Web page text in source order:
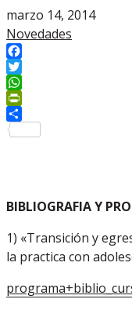
marzo 14, 2014
Novedades
Facebook
Twitter
WhatsApp
PrintFriendly
BIBLIOGRAFIA Y
1) «Transición y
la practica con